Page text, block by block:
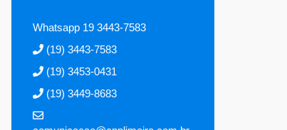
Whatsapp 19 3443-7583
(19) 3443-7583
(19) 3453-0431
(19) 3449-8683